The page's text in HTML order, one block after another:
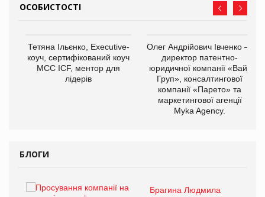
ОСОБИСТОСТІ
Тетяна Ільєнко, Executive-
коуч, сертифікований коуч
МСС ICF, ментор для
лідерів
Олег Андрійович Івченко —
директор патентно-
юридичної компанії «Вайз
Груп», консалтингової
компанії «Парето» та
маркетингової агенції
Myka Agency.
БЛОГИ
Брагина Людмила